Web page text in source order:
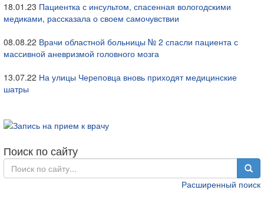
18.01.23 Пациентка с инсультом, спасенная вологодскими
медиками, рассказала о своем самочувствии
08.08.22 Врачи областной больницы № 2 спасли пациента с
массивной аневризмой головного мозга
13.07.22 На улицы Череповца вновь приходят медицинские
шатры
Поиск по сайту
Расширенный поиск